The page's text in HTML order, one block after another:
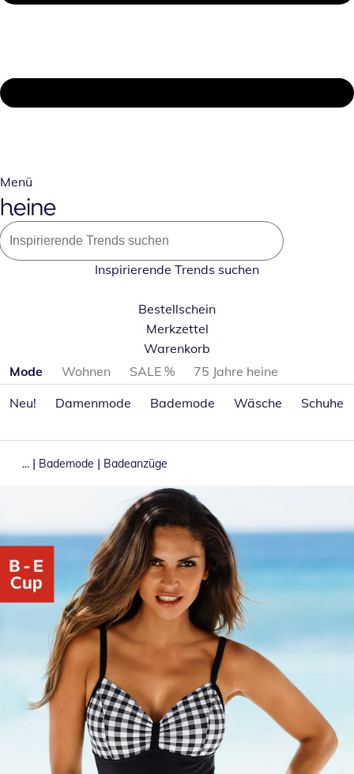
Menü
Inspirierende Trends suchen
Bestellschein
Merkzettel
Warenkorb
Produktkategorien überspringen
Mode Wohnen SALE %
75 Jahre heine
Neu!
Damenmode Bademode Wäsche Schuhe
... | Bademode | Badeanzüge